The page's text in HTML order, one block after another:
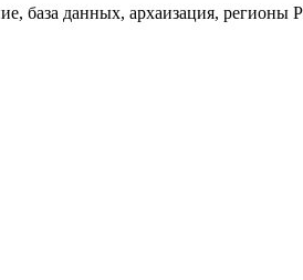
база данных, архаизация, регионы